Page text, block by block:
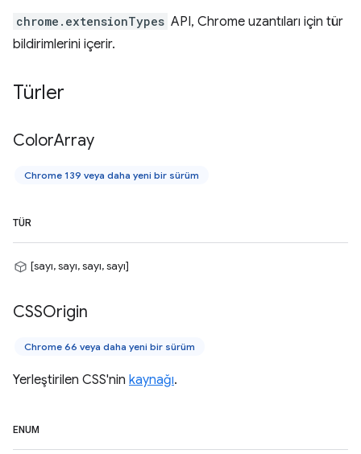
chrome.extensionTypes API, Chrome uzantıları için tür
bildirimlerini içerir.
Türler
ColorArray
Chrome 139 veya daha yeni bir sürüm
TÜR
[sayı, sayı, sayı, sayı]
CSSOrigin
Chrome 66 veya daha yeni bir sürüm
Yerleştirilen CSS'nin kaynağı.
ENUM